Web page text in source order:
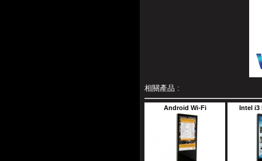
相關產品 :
Android Wi-Fi Intel i3